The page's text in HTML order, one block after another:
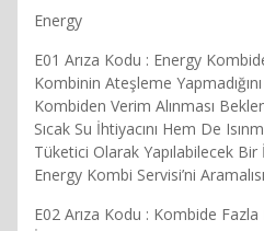
Energy
E01 Arıza Kodu : Energy
Kombinin Ateşleme
Kombiden Verim Alınması
Sıcak Su İhtiyacını Hem De
Tüketici Olarak Yapılabilecek
Energy Kombi Servisi’ni
E02 Arıza Kodu : Kombide